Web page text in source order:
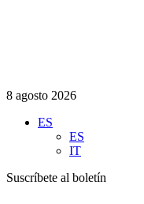
8 agosto 2026
ES
ES
IT
Suscríbete al boletín